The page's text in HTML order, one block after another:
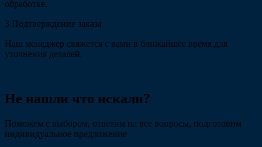
обработке.
3 Подтверждение заказа
Наш менеджер свяжется с вами в ближайшее время для
уточнения деталей.
Не нашли что искали?
Поможем с выбором, ответим на все вопросы, подготовим
индивидуальное предложение